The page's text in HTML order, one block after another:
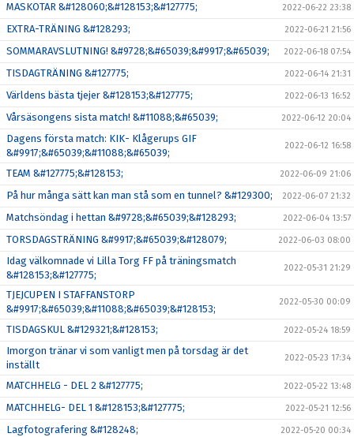
MASKOTAR &#128060;&#128153;&#127775; 2022-06-22 23:38
EXTRA-TRÄNING &#128293; 2022-06-21 21:56
SOMMARAVSLUTNING! &#9728;&#65039;&#9917;&#65039; 2022-06-18 07:54
TISDAGTRÄNING &#127775; 2022-06-14 21:31
Världens bästa tjejer &#128153;&#127775; 2022-06-13 16:52
Vårsäsongens sista match! &#11088;&#65039; 2022-06-12 20:04
Dagens första match: KIK- Klågerups GIF
&#9917;&#65039;&#11088;&#65039;
2022-06-12 16:58
TEAM &#127775;&#128153; 2022-06-09 21:06
På hur många sätt kan man stå som en tunnel? &#129300; 2022-06-07 21:32
Matchsöndag i hettan &#9728;&#65039;&#128293; 2022-06-04 13:57
TORSDAGSTRÄNING &#9917;&#65039;&#128079; 2022-06-03 08:00
Idag välkomnade vi Lilla Torg FF på träningsmatch
&#128153;&#127775;
2022-05-31 21:29
TJEJCUPEN I STAFFANSTORP
&#9917;&#65039;&#11088;&#65039;&#128153;
2022-05-30 00:09
TISDAGSKUL &#129321;&#128153; 2022-05-24 18:59
Imorgon tränar vi som vanligt men på torsdag är det
inställt
2022-05-23 17:34
MATCHHELG - DEL 2 &#127775; 2022-05-22 13:48
MATCHHELG- DEL 1 &#128153;&#127775; 2022-05-21 12:56
Lagfotografering &#128248; 2022-05-20 00:34